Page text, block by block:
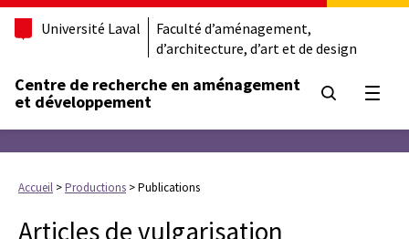
Université Laval
Faculté d’aménagement,
d’architecture, d’art et de design
Centre de recherche en aménagement
et développement
Accueil >Productions >Publications
Articles de vulgarisation